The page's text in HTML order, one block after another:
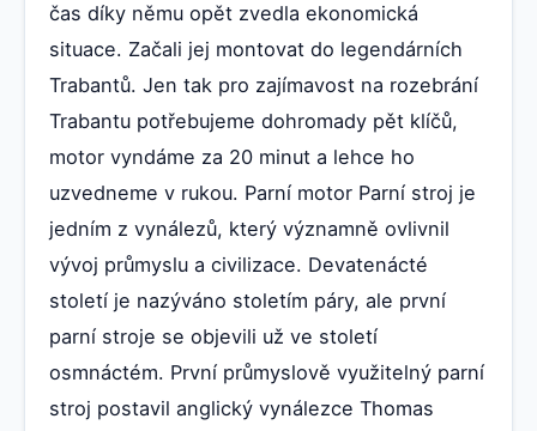
čas díky němu opět zvedla ekonomická
situace. Začali jej montovat do legendárních
Trabantů. Jen tak pro zajímavost na rozebrání
Trabantu potřebujeme dohromady pět klíčů,
motor vyndáme za 20 minut a lehce ho
uzvedneme v rukou. Parní motor Parní stroj je
jedním z vynálezů, který významně ovlivnil
vývoj průmyslu a civilizace. Devatenácté
století je nazýváno stoletím páry, ale první
parní stroje se objevili už ve století
osmnáctém. První průmyslově využitelný parní
stroj postavil anglický vynálezce Thomas